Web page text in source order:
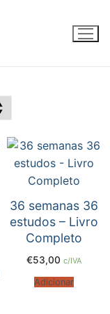
36 semanas 36
estudos – Livro
Completo
€53,00 c/IVA
Adicionar